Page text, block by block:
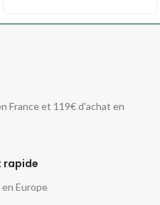
France et 119€ d'achat en
rapide
Europe